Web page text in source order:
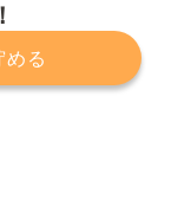
る
会社